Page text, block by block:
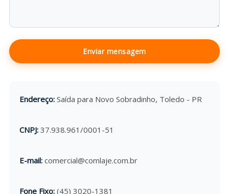
Endereço:Saída para Novo Sobradinho, Toledo - PR
CNPJ:37.938.961/0001-51
E-mail:comercial@comlaje.com.br
Fone Fixo:(45) 3020-1381